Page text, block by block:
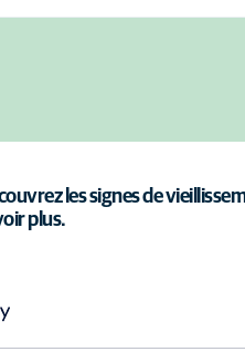
les signes de
plus.